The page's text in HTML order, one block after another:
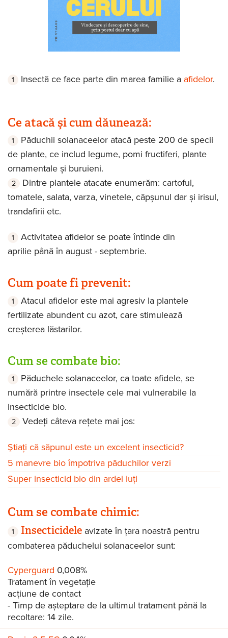
Insectă ce face parte din marea familie a afidelor.
Ce atacă şi cum dăunează:
Păduchii solanaceelor atacă peste 200 de specii
de plante, ce includ legume, pomi fructiferi, plante
ornamentale și buruieni.
Dintre plantele atacate enumerăm: cartoful,
tomatele, salata, varza, vinetele, căpșunul dar și irisul,
trandafirii etc.
Activitatea afidelor se poate întinde din
aprilie până în august - septembrie.
Cum poate fi prevenit:
Atacul afidelor este mai agresiv la plantele
fertilizate abundent cu azot, care stimulează
creșterea lăstarilor.
Cum se combate bio:
Păduchele solanaceelor, ca toate afidele, se
numără printre insectele cele mai vulnerabile la
insecticide bio.
Vedeți câteva rețete mai jos:
Ştiaţi că săpunul este un excelent insecticid?
5 manevre bio împotriva păduchilor verzi
Super insecticid bio din ardei iuţi
Cum se combate chimic:
Insecticidele avizate în țara noastră pentru
combaterea păduchelui solanaceelor sunt:
Cyperguard 0,008%
Tratament în vegetație
acțiune de contact
- Timp de așteptare de la ultimul tratament până la
recoltare: 14 zile.